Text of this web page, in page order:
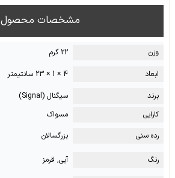
مشخصات محصول
وزن
22 گرم
ابعاد
4 × 1 × 23 سانتیمتر
برند
سیگنال (Signal)
کارایی
مسواک
رده سنی
بزرگسالان
رنگ آبی, قرمز